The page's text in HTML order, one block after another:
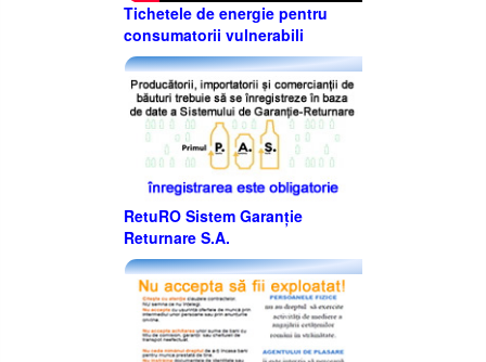
Tichetele de energie pentru
consumatorii vulnerabili
RetuRO Sistem Garanție
Returnare S.A.